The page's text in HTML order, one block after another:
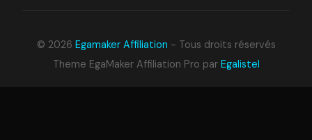
© 2026 Egamaker Affiliation - Tous droits réservés
Theme EgaMaker Affiliation Pro par Egalistel